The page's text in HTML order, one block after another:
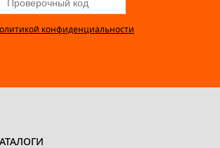
конфиденциальности